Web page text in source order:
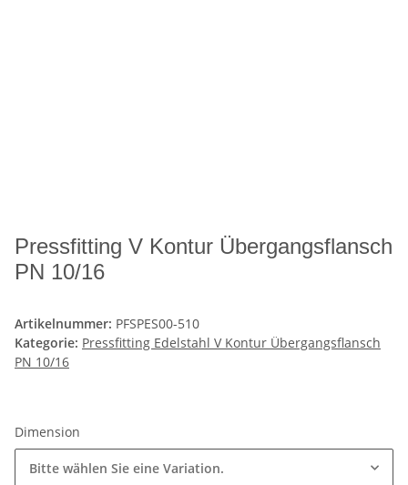
Pressfitting V Kontur Übergangsflansch
PN 10/16
Artikelnummer: PFSPES00-510
Kategorie: Pressfitting Edelstahl V Kontur Übergangsflansch
PN 10/16
Dimension
Bitte wählen Sie eine Variation.